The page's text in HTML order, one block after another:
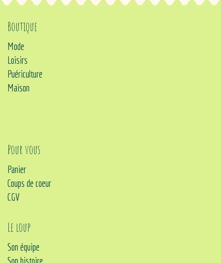
Boutique
Mode
Loisirs
Puériculture
Maison
Pour vous
Panier
Coups de coeur
CGV
Le loup
Son équipe